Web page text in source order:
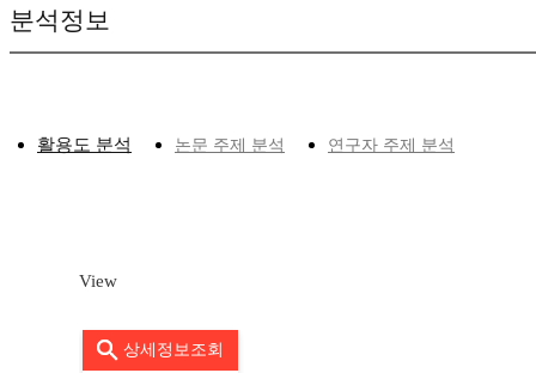
분석정보
활용도 분석 논문 주제 분석 연구자 주제 분석
View
상세정보조회